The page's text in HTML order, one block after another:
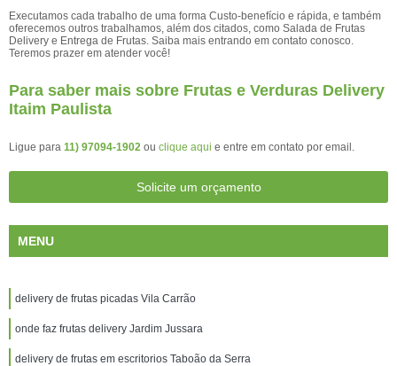
Executamos cada trabalho de uma forma Custo-benefício e rápida, e também
oferecemos outros trabalhamos, além dos citados, como Salada de Frutas
Delivery e Entrega de Frutas. Saiba mais entrando em contato conosco.
Teremos prazer em atender você!
Para saber mais sobre Frutas e Verduras Delivery
Itaim Paulista
Ligue para 11) 97094-1902 ou clique aqui e entre em contato por email.
Solicite um orçamento
MENU
delivery de frutas picadas Vila Carrão
onde faz frutas delivery Jardim Jussara
delivery de frutas em escritorios Taboão da Serra